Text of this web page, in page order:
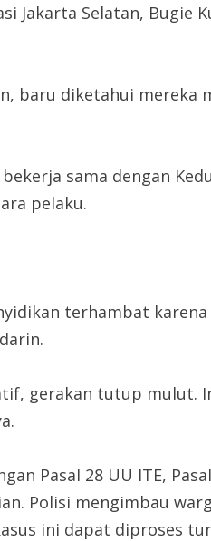
Jakarta Selatan, Bugie
baru diketahui mereka
sama dengan
pelaku.
terhambat
gerakan tutup mulut.
Pasal 28 UU ITE,
Polisi mengimbau
ini dapat diproses